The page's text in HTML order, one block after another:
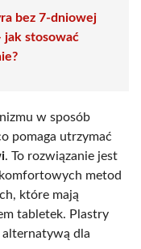
bez 7-dniowej
jak stosować
w sposób
pomaga utrzymać
. To rozwiązanie jest
metod
które mają
tabletek. Plastry
dla